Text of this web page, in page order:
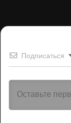
Подписаться